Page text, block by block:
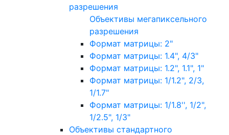
разрешения
Объективы мегапиксельного
разрешения
Формат матрицы: 2"
Формат матрицы: 1.4", 4/3"
Формат матрицы: 1.2", 1.1", 1"
Формат матрицы: 1/1.2", 2/3,
1/1.7"
Формат матрицы: 1/1.8'', 1/2",
1/2.5", 1/3"
Объективы стандартного